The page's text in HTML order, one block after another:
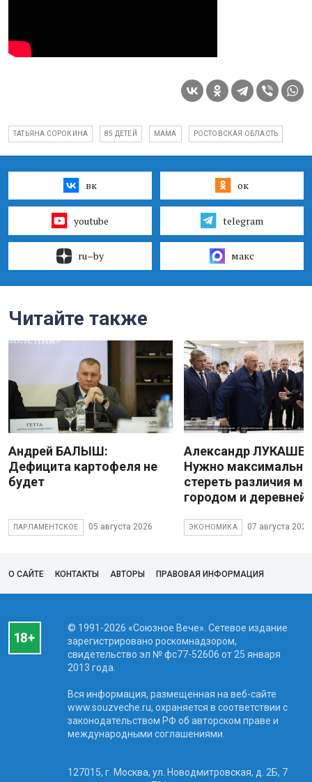
ТАТЬЯНА СОРОКИНА 85 ДЕТЕЙ МАМА РОСТОВСКАЯ ОБЛАСТЬ
вк ок
youtube telegram
ru–by макс
Читайте также
Андрей БАЛЫШ:
Дефицита картофеля не
будет
ПАРЛАМЕНТСКОЕ 05 августа 2026
Александр
Нужно максимально
стереть различия
городом и деревней
ЭКОНОМИКА 07 августа 2026
О САЙТЕ КОНТАКТЫ АВТОРЫ ПРАВОВАЯ ИНФОРМАЦИЯ
© 1991-2026 «Союзное Вече». Сетевое издание
зарегистрировано роскомнадзором,
свидетельство эл № фc77-52606 от 25 января
2013 года.
Вся информация, размещенная на веб-сайте
www.souzveche.ru, охраняется в соответствии с
законодательством РФ об авторском праве и
международными соглашениями.
127015, г. Москва, ул. Новодмитровская, д. 2Б, 7